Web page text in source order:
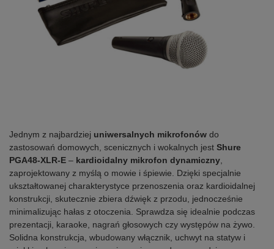
Jednym z najbardziej uniwersalnych mikrofonów do
zastosowań domowych, scenicznych i wokalnych jest Shure
PGA48-XLR-E – kardioidalny mikrofon dynamiczny
zaprojektowany z myślą o mowie i śpiewie. Dzięki specjalnie
ukształtowanej charakterystyce przenoszenia oraz kardioidalnej
konstrukcji, skutecznie zbiera dźwięk z przodu, jednocześnie
minimalizując hałas z otoczenia. Sprawdza się idealnie podczas
prezentacji, karaoke, nagrań głosowych czy występów na żywo.
Solidna konstrukcja, wbudowany włącznik, uchwyt na statyw i